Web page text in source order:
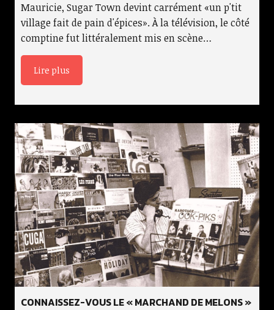
Mauricie, Sugar Town devint carrément «un p'tit
village fait de pain d'épices». À la télévision, le côté
comptine fut littéralement mis en scène…
Lire plus
CONNAISSEZ-VOUS LE « MARCHAND DE MELONS »